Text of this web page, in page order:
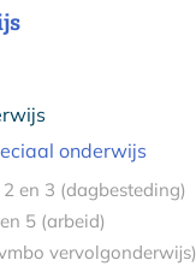
onderwijs
2 en 3 (dagbesteding)
5 (arbeid)
vervolgonderwijs)